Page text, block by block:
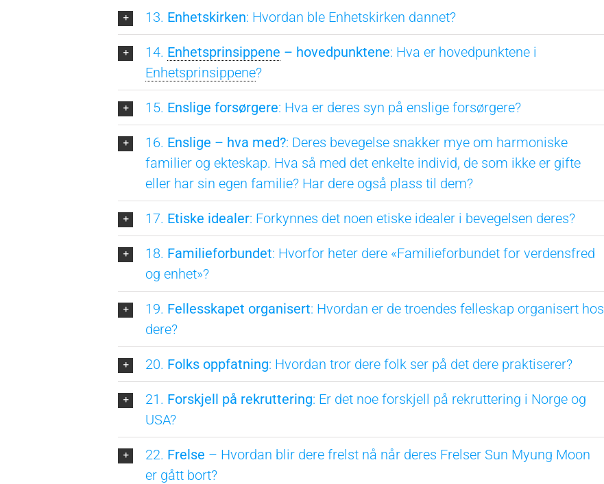
13. Enhetskirken: Hvordan ble Enhetskirken dannet?
14. Enhetsprinsippene – hovedpunktene: Hva er hovedpunktene i
Enhetsprinsippene?
15. Enslige forsørgere: Hva er deres syn på enslige forsørgere?
16. Enslige – hva med?: Deres bevegelse snakker mye om harmoniske
familier og ekteskap. Hva så med det enkelte individ, de som ikke er gifte
eller har sin egen familie? Har dere også plass til dem?
17. Etiske idealer: Forkynnes det noen etiske idealer i bevegelsen deres?
18. Familieforbundet: Hvorfor heter dere «Familieforbundet for verdensfred
og enhet»?
19. Fellesskapet organisert: Hvordan er de troendes felleskap organisert hos
dere?
20. Folks oppfatning: Hvordan tror dere folk ser på det dere praktiserer?
21. Forskjell på rekruttering: Er det noe forskjell på rekruttering i Norge og
USA?
22. Frelse – Hvordan blir dere frelst nå når deres Frelser Sun Myung Moon
er gått bort?